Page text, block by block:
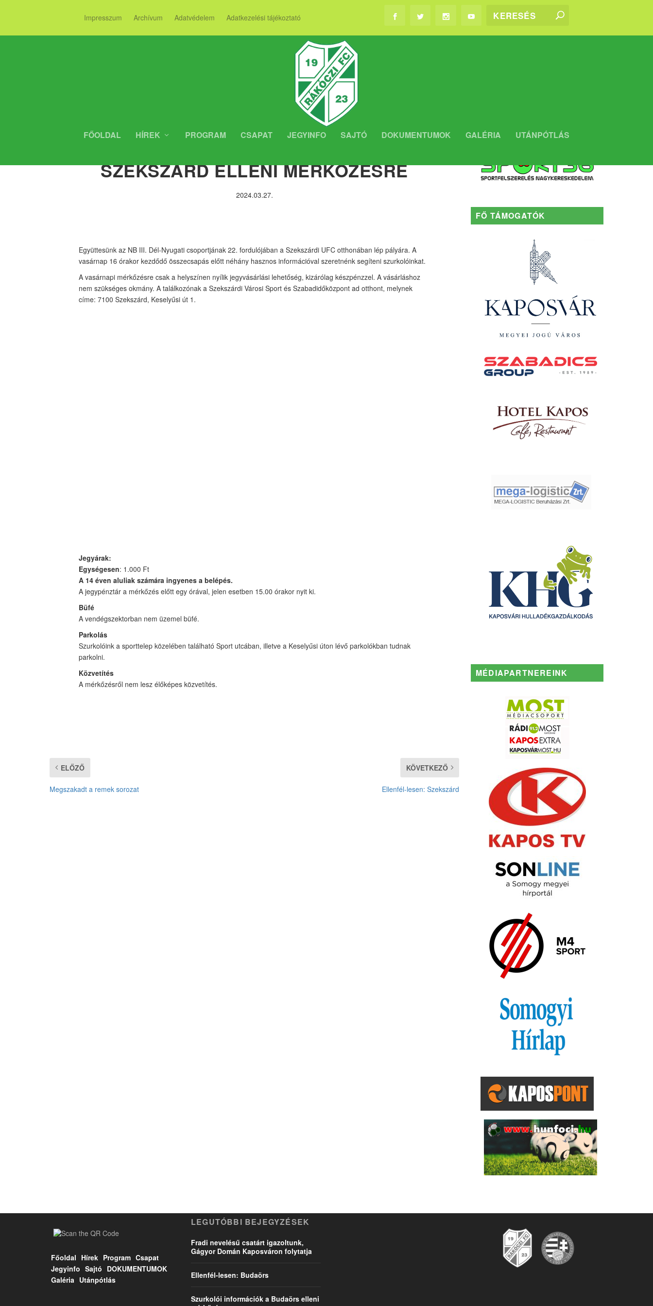
Impresszum Archívum Adatvédelem Adatkezelési tájékoztató
FŐOLDAL HÍREK PROGRAM CSAPAT JEGYINFO SAJTÓ DOKUMENTUMOK GALÉRIA UTÁNPÓTLÁS
SZEKSZÁRD ELLENI MÉRKŐZÉSRE
2024.03.27.
Együttesünk az NB III. Dél-Nyugati csoportjának 22. fordulójában a Szekszárdi UFC otthonában lép pályára. A
vasárnap 16 órakor kezdődő összecsapás előtt néhány hasznos információval szeretnénk segíteni szurkolóinkat.
A vasárnapi mérkőzésre csak a helyszínen nyílik jegyvásárlási lehetőség, kizárólag készpénzzel. A vásárláshoz
nem szükséges okmány. A találkozónak a Szekszárdi Városi Sport és Szabadidőközpont ad otthont, melynek
címe: 7100 Szekszárd, Keselyűsi út 1.
Jegyárak:
Egységesen: 1.000 Ft
A 14 éven aluliak számára ingyenes a belépés.
A jegypénztár a mérkőzés előtt egy órával, jelen esetben 15.00 órakor nyit ki.
Büfé
A vendégszektorban nem üzemel büfé.
Parkolás
Szurkolóink a sporttelep közelében található Sport utcában, illetve a Keselyűsi úton lévő parkolókban tudnak
parkolni.
Közvetítés
A mérkőzésről nem lesz élőképes közvetítés.
ELŐZŐ
Megszakadt a remek sorozat
KÖVETKEZŐ
Ellenfél-lesen: Szekszárd
FŐ TÁMOGATÓK
MÉDIAPARTNEREINK
Főoldal Hírek Program Csapat
Jegyinfo Sajtó DOKUMENTUMOK
Galéria Utánpótlás
LEGUTÓBBI BEJEGYZÉSEK
Fradi nevelésű csatárt igazoltunk,
Gágyor Domán Kaposváron folytatja
Ellenfél-lesen: Budaörs
Szurkolói információk a Budaörs elleni